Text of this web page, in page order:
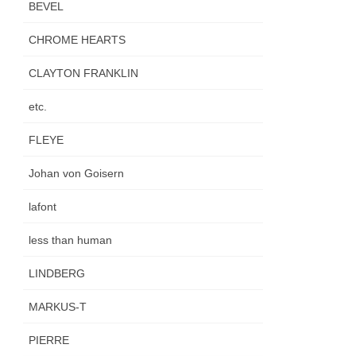
BEVEL
CHROME HEARTS
CLAYTON FRANKLIN
etc.
FLEYE
Johan von Goisern
lafont
less than human
LINDBERG
MARKUS-T
PIERRE